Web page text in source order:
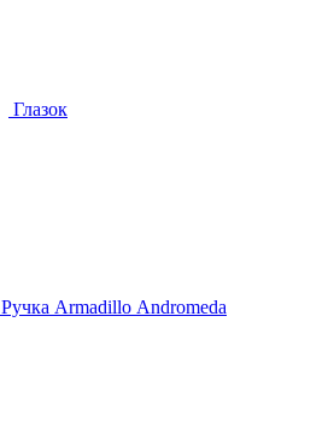
Глазок
Ручка Armadillo Аndromeda